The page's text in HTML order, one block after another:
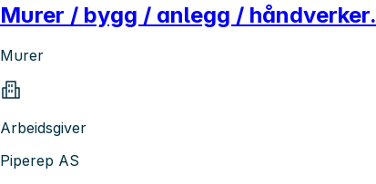
Murer / bygg / anlegg / håndverker.
Murer
Arbeidsgiver
Piperep AS